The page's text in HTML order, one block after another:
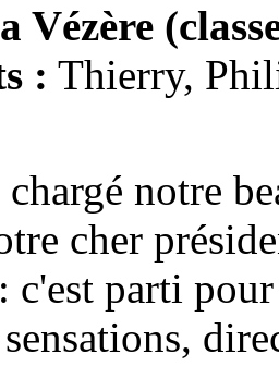
Vézère
: Thierry,
notre
cher
parti